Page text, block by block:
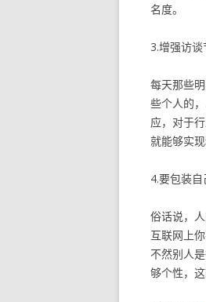
名度。
3.增强访
每天那些
些个人的
应，对于
就能够实
4.要包装自
俗话说，
互联网上
不然别人
够个性，